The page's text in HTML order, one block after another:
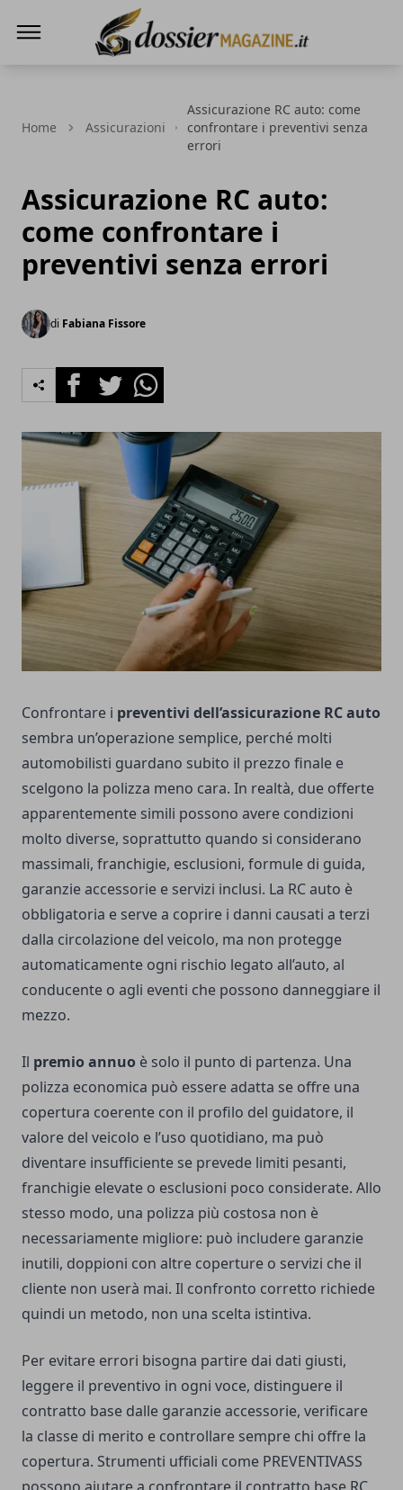
Home Assicurazioni
Assicurazione RC auto: come
confrontare i preventivi senza
errori
Assicurazione RC auto:
come confrontare i
preventivi senza errori
di Fabiana Fissore
FacebookTwitterWhatsapp
Confrontare i preventivi dell’assicurazione RC auto
sembra un’operazione semplice, perché molti
automobilisti guardano subito il prezzo finale e
scelgono la polizza meno cara. In realtà, due offerte
apparentemente simili possono avere condizioni
molto diverse, soprattutto quando si considerano
massimali, franchigie, esclusioni, formule di guida,
garanzie accessorie e servizi inclusi. La RC auto è
obbligatoria e serve a coprire i danni causati a terzi
dalla circolazione del veicolo, ma non protegge
automaticamente ogni rischio legato all’auto, al
conducente o agli eventi che possono danneggiare il
mezzo.
Il premio annuo è solo il punto di partenza. Una
polizza economica può essere adatta se offre una
copertura coerente con il profilo del guidatore, il
valore del veicolo e l’uso quotidiano, ma può
diventare insufficiente se prevede limiti pesanti,
franchigie elevate o esclusioni poco considerate. Allo
stesso modo, una polizza più costosa non è
necessariamente migliore: può includere garanzie
inutili, doppioni con altre coperture o servizi che il
cliente non userà mai. Il confronto corretto richiede
quindi un metodo, non una scelta istintiva.
Per evitare errori bisogna partire dai dati giusti,
leggere il preventivo in ogni voce, distinguere il
contratto base dalle garanzie accessorie, verificare
la classe di merito e controllare sempre chi offre la
copertura. Strumenti ufficiali come PREVENTIVASS